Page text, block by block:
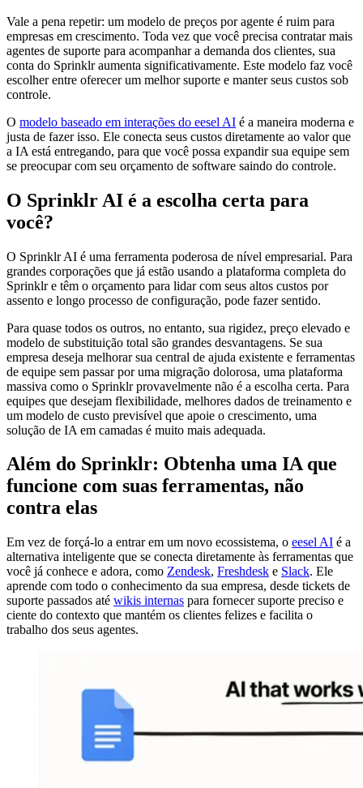
Vale a pena repetir: um modelo de preços por agente é ruim para
empresas em crescimento. Toda vez que você precisa contratar mais
agentes de suporte para acompanhar a demanda dos clientes, sua
conta do Sprinklr aumenta significativamente. Este modelo faz você
escolher entre oferecer um melhor suporte e manter seus custos sob
controle.
O modelo baseado em interações do eesel AI é a maneira moderna e
justa de fazer isso. Ele conecta seus custos diretamente ao valor que
a IA está entregando, para que você possa expandir sua equipe sem
se preocupar com seu orçamento de software saindo do controle.
O Sprinklr AI é a escolha certa para
você?
O Sprinklr AI é uma ferramenta poderosa de nível empresarial. Para
grandes corporações que já estão usando a plataforma completa do
Sprinklr e têm o orçamento para lidar com seus altos custos por
assento e longo processo de configuração, pode fazer sentido.
Para quase todos os outros, no entanto, sua rigidez, preço elevado e
modelo de substituição total são grandes desvantagens. Se sua
empresa deseja melhorar sua central de ajuda existente e ferramentas
de equipe sem passar por uma migração dolorosa, uma plataforma
massiva como o Sprinklr provavelmente não é a escolha certa. Para
equipes que desejam flexibilidade, melhores dados de treinamento e
um modelo de custo previsível que apoie o crescimento, uma
solução de IA em camadas é muito mais adequada.
Além do Sprinklr: Obtenha uma IA que
funcione com suas ferramentas, não
contra elas
Em vez de forçá-lo a entrar em um novo ecossistema, o eesel AI é a
alternativa inteligente que se conecta diretamente às ferramentas que
você já conhece e adora, como Zendesk, Freshdesk e Slack. Ele
aprende com todo o conhecimento da sua empresa, desde tickets de
suporte passados até wikis internas para fornecer suporte preciso e
ciente do contexto que mantém os clientes felizes e facilita o
trabalho dos seus agentes.